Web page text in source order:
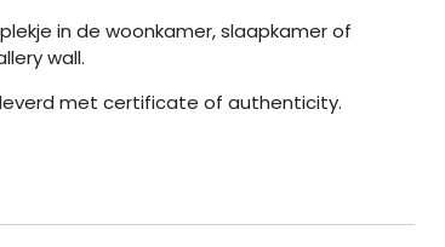
in de woonkamer, slaapkamer of
wall.
met certificate of authenticity.